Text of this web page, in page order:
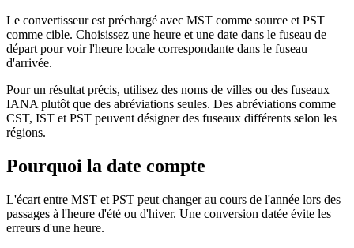
Le convertisseur est préchargé avec MST comme source et PST
comme cible. Choisissez une heure et une date dans le fuseau de
départ pour voir l'heure locale correspondante dans le fuseau
d'arrivée.
Pour un résultat précis, utilisez des noms de villes ou des fuseaux
IANA plutôt que des abréviations seules. Des abréviations comme
CST, IST et PST peuvent désigner des fuseaux différents selon les
régions.
Pourquoi la date compte
L'écart entre MST et PST peut changer au cours de l'année lors des
passages à l'heure d'été ou d'hiver. Une conversion datée évite les
erreurs d'une heure.